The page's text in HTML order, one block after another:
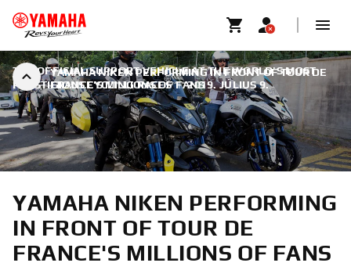
YAMAHA NIKEN PERFORMING IN FRONT OF TOUR DE
FRANCE'S MILLIONS OF FANS
THE OFFICIAL SUPPORT VEHICLE AT THE WORLD'S MOST
PRESTIGIOUS CYCLING RACES | 2019. JÚLIUS 9.
YAMAHA NIKEN PERFORMING
IN FRONT OF TOUR DE
FRANCE'S MILLIONS OF FANS